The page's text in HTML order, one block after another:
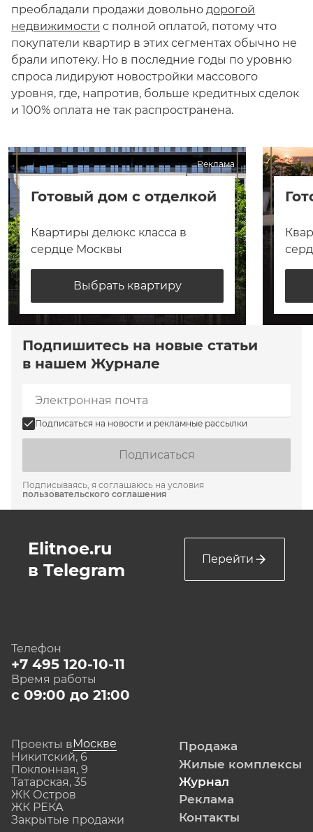
преобладали продажи довольно дорогой
недвижимости с полной оплатой, потому что
покупатели квартир в этих сегментах обычно не
брали ипотеку. Но в последние годы по уровню
спроса лидируют новостройки массового
уровня, где, напротив, больше кредитных сделок
и 100% оплата не так распространена.
Реклама
Готовый дом с отделкой
Квартиры делюкс класса в
сердце Москвы
Выбрать квартиру
Подпишитесь на новые статьи
в нашем Журнале
Подписаться на новости и рекламные рассылки
Подписаться
Подписываясь, я соглашаюсь на условия
пользовательского соглашения
Elitnoe.ru
в Telegram
Перейти
Телефон
+7 495 120-10-11
Время работы
с 09:00 до 21:00
Проекты вМоскве
Никитский, 6
Поклонная, 9
Татарская, 35
ЖК Остров
ЖК РЕКА
Закрытые продажи
Продажа
Жилые комплексы
Журнал
Реклама
Контакты